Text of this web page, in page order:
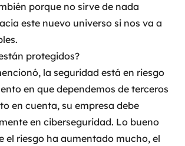
porque no sirve de nada
este nuevo universo si nos va a
protegidos?
la seguridad está en riesgo
en que dependemos de terceros
en cuenta, su empresa debe
en ciberseguridad. Lo bueno
el riesgo ha aumentado mucho, el